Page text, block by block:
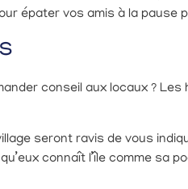
épater vos amis à la pause
conseil aux locaux ?
seront ravis de vous
connaît l’île comme sa